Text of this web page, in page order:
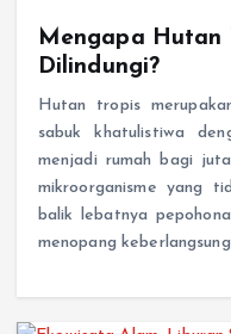
Mengapa Hutan
Dilindungi?
Hutan tropis
sabuk khatulistiwa
menjadi rumah bagi
mikroorganisme yang
balik lebatnya
menopang